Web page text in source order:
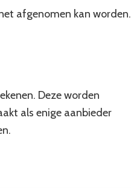
afgenomen kan worden.
Deze worden
als enige aanbieder